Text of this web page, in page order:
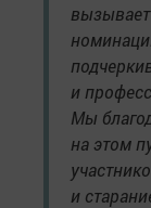
и
Мы
на этом
и